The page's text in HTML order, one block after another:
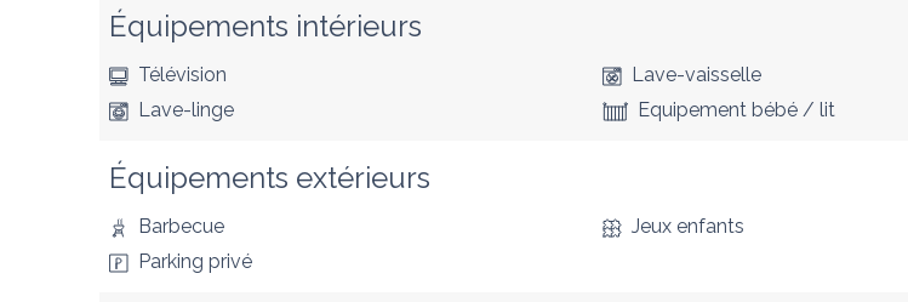
Équipements intérieurs
Télévision
Lave-vaisselle
Lave-linge
Equipement bébé / lit
Équipements extérieurs
Barbecue
Jeux enfants
Parking privé